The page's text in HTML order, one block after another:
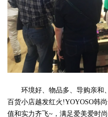
环境好、物品多、导购亲和
百货小店越发红火!YOYOSO韩
值和实力齐飞~，满足爱美爱时